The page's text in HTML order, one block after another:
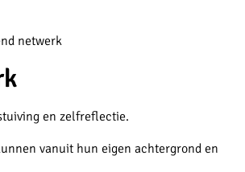
netwerk
en zelfreflectie.
vanuit hun eigen achtergrond en